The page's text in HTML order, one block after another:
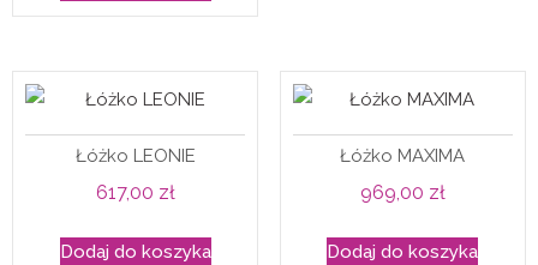
Łóżko LEONIE
617,00 zł
Dodaj do koszyka
Łóżko MAXIMA
969,00 zł
Dodaj do koszyka